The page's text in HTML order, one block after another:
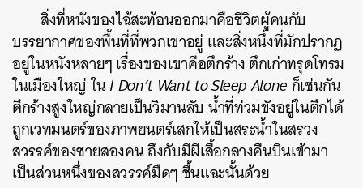
สิ่งที่หนังของไฉ้สะท้อนออกมาคือชีวิตผู้คนกับ
บรรยากาศของพื้นที่ที่พวกเขาอยู่ และสิ่งหนึ่งที่มักปรากฏ
อยู่ในหนังหลายๆ เรื่องของเขาคือตึกร้าง ตึกเก่าทรุดโทรม
ในเมืองใหญ่ ในI Don’t Want to Sleep Aloneก็เช่นกัน
ตึกร้างสูงใหญ่กลายเป็นวิมานลับ น้ำที่ท่วมขังอยู่ในตึกได้
ถูกเวทมนตร์ของภาพยนตร์เสกให้เป็นสระน้ำในสรวง
สวรรค์ของชายสองคน ถึงกับมีผีเสื้อกลางคืนบินเข้ามา
เป็นส่วนหนึ่งของสวรรค์มืดๆ ชื้นแฉะนั้นด้วย